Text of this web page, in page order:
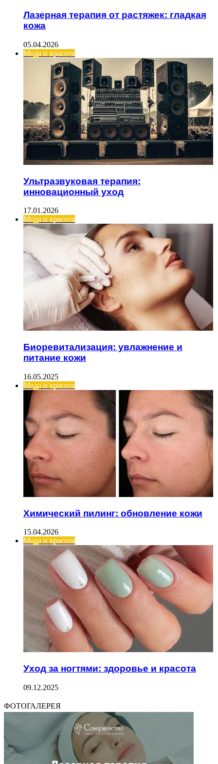
Лазерная терапия от растяжек: гладкая
кожа
05.04.2026
Мода и красота
Ультразвуковая терапия:
инновационный уход
17.01.2026
Мода и красота
Биоревитализация: увлажнение и
питание кожи
16.05.2025
Мода и красота
Химический пилинг: обновление кожи
15.04.2026
Мода и красота
Уход за ногтями: здоровье и красота
09.12.2025
ФОТОГАЛЕРЕЯ